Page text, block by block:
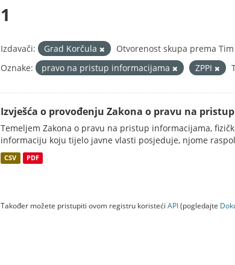
1
Izdavači: Grad Korčula Otvorenost skupa prema
Oznake:
pravo na pristup informacijama ZPPI
Izvješća o provođenju Zakona o pravu na
Temeljem Zakona o pravu na pristup informacijama,
informaciju koju tijelo javne vlasti posjeduje, njome
CSV PDF
Također možete pristupiti ovom registru koristeći API(pogledajte